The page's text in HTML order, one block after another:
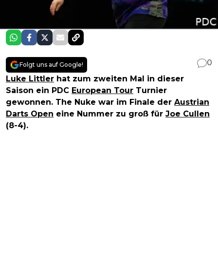
Folgt uns auf Google!
0
Luke Littler hat zum zweiten Mal in dieser
Saison ein PDC European Tour Turnier
gewonnen. The Nuke war im Finale der Austrian
Darts Open eine Nummer zu groß für Joe Cullen
(8-4).